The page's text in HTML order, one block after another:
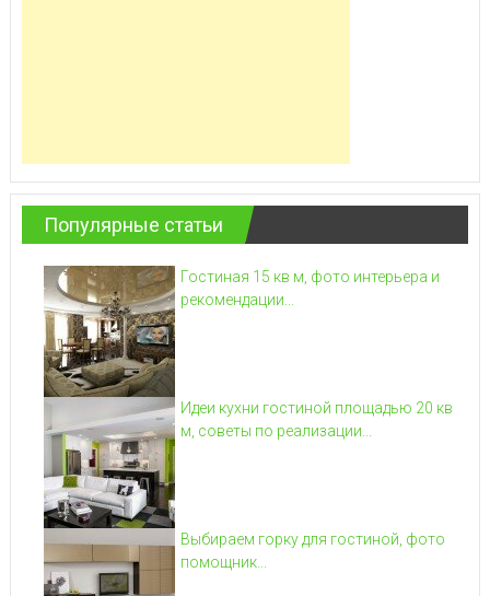
Популярные статьи
Гостиная 15 кв м, фото интерьера и
рекомендации...
Идеи кухни гостиной площадью 20 кв
м, советы по реализации...
Выбираем горку для гостиной, фото
помощник...